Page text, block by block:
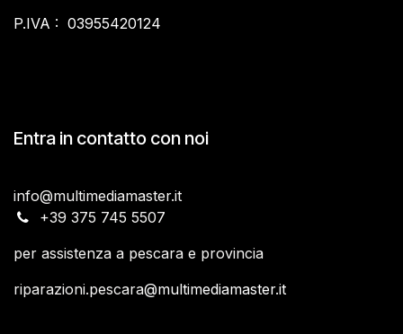
P.IVA : 03955420124
Entra in contatto con noi
info@multimediamaster.it
​+39 375 745 5507
per assistenza a pescara e provincia
riparazioni.pescara@multimediamaster.it